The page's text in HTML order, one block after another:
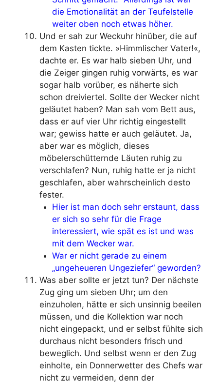
die Emotionalität an der Teufelstelle
weiter oben noch etwas höher.
Und er sah zur Weckuhr hinüber, die auf
dem Kasten tickte. »Himmlischer Vater!«,
dachte er. Es war halb sieben Uhr, und
die Zeiger gingen ruhig vorwärts, es war
sogar halb vorüber, es näherte sich
schon dreiviertel. Sollte der Wecker nicht
geläutet haben? Man sah vom Bett aus,
dass er auf vier Uhr richtig eingestellt
war; gewiss hatte er auch geläutet. Ja,
aber war es möglich, dieses
möbelerschütternde Läuten ruhig zu
verschlafen? Nun, ruhig hatte er ja nicht
geschlafen, aber wahrscheinlich desto
fester.
Hier ist man doch sehr erstaunt, dass
er sich so sehr für die Frage
interessiert, wie spät es ist und was
mit dem Wecker war.
War er nicht gerade zu einem
„ungeheueren Ungeziefer“ geworden?
Was aber sollte er jetzt tun? Der nächste
Zug ging um sieben Uhr; um den
einzuholen, hätte er sich unsinnig beeilen
müssen, und die Kollektion war noch
nicht eingepackt, und er selbst fühlte sich
durchaus nicht besonders frisch und
beweglich. Und selbst wenn er den Zug
einholte, ein Donnerwetter des Chefs war
nicht zu vermeiden, denn der